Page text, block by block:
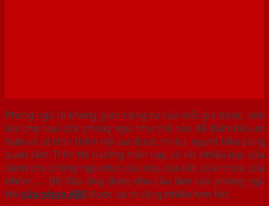
Phòng ngủ là không gian riêng tư của mỗi gia được, nên
lựa chọn loại cửa phòng ngủ như thế nào để đảm bảo an
toàn và có tính thẩm mỹ cao được nhiều người tiêu dùng
quan tâm. Trên thị trường hiện nay, có rất nhiều loại cửa
dành cho phòng ngủ như: cửa xếp, cửa sắt, cửa nhựa, cửa
nhôm, …. Để đáp ứng được nhu cầu làm cửa phòng ngủ
thì cửa nhựa ABS được ưa chuộng nhiều hơn hết.